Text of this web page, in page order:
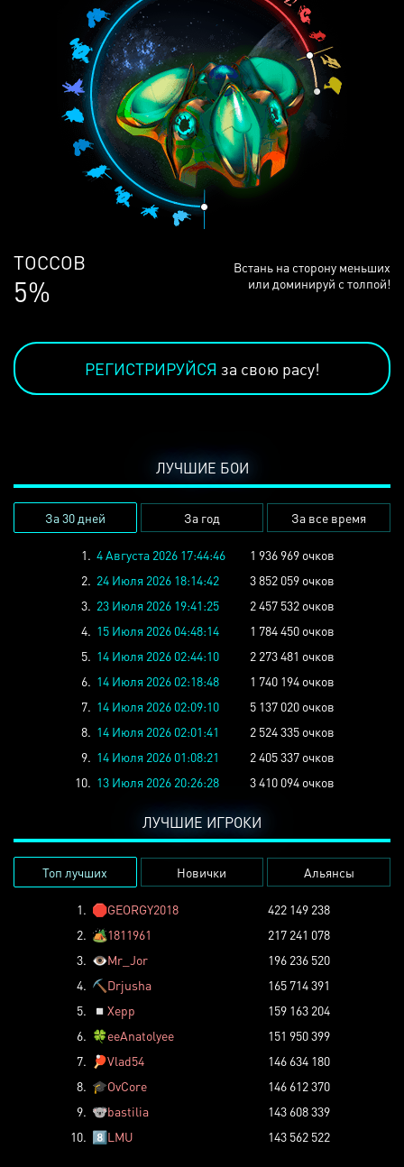
ЛЮДЕЙ
68%
Встань на сторону меньших
или доминируй с толпой!
РЕГИСТРИРУЙСЯ за свою расу!
ЛУЧШИЕ БОИ
За 30 дней За год За все время
1. 4 Августа 2026 17:44:46
1 936 969 очков
2. 24 Июля 2026 18:14:42
3 852 059 очков
3. 23 Июля 2026 19:41:25
2 457 532 очков
4. 15 Июля 2026 04:48:14
1 784 450 очков
5. 14 Июля 2026 02:44:10
2 273 481 очков
6. 14 Июля 2026 02:18:48
1 740 194 очков
7. 14 Июля 2026 02:09:10
5 137 020 очков
8. 14 Июля 2026 02:01:41
2 524 335 очков
9. 14 Июля 2026 01:08:21
2 405 337 очков
10. 13 Июля 2026 20:26:28 3 410 094 очков
ЛУЧШИЕ ИГРОКИ
Топ лучших Новички Альянсы
1. 🛑GEORGY2018
422 149 238
2. 🏕️1811961
217 241 078
3. 👁️Mr_Jor
196 236 520
4. ⛏️ Drjusha
165 714 391
5.
◽ Xepp
159 163 204
6. 🍀eeAnatolyee
151 950 399
7.
🏓Vlad54
146 634 180
8. 🎓OvCore
146 612 370
9. 🐨bastilia
143 608 339
10. 8️⃣LMU 143 562 522